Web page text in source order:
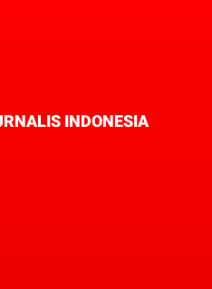
INDONESIA